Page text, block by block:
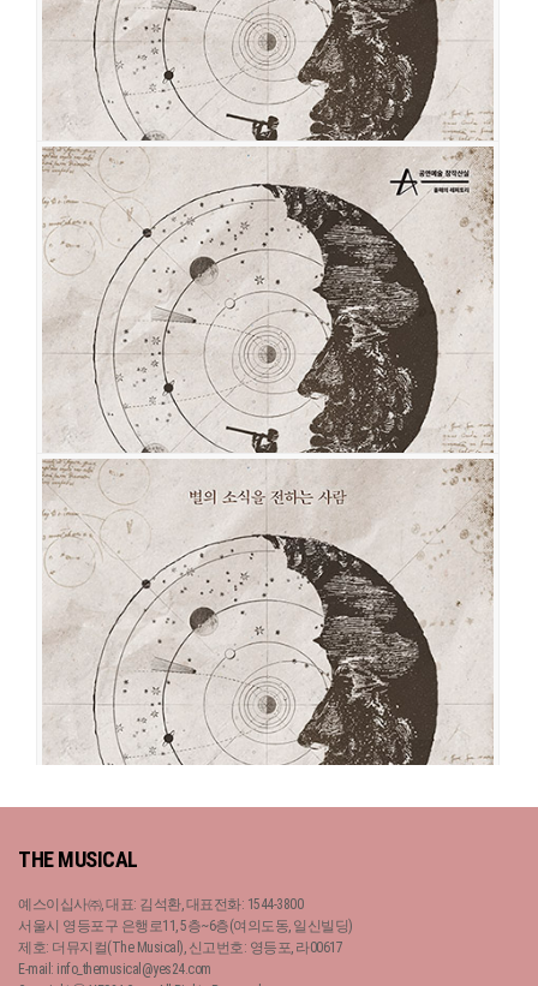
시데레우스
공연일시
2020-10-31 ~ 2020-11-29
공연장
예스24스테이지 1관
출연진
박민성 임병근 이창용정욱진기세중정휘임찬민 홍지희
공연일시
2020-08-12 ~ 2020-10-25
출연진
박민성임병근이창용 정욱진기세중
THE MUSICAL
예스이십사㈜, 대표: 김석환, 대표전화: 1544-3800
서울시 영등포구 은행로11, 5층~6층(여의도동, 일신빌딩)
제호: 더뮤지컬(The Musical), 신고번호: 영등포, 라00617
E-mail: info_themusical@yes24.com